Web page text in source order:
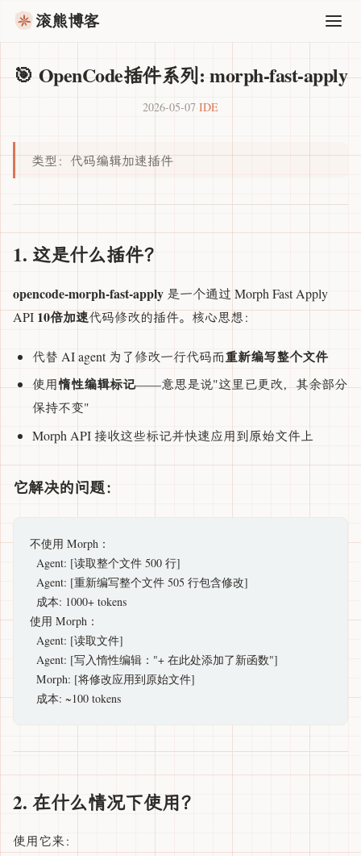
滚熊博客
🎯 OpenCode插件系列: morph-fast-apply
2026-05-07·IDE
类型：代码编辑加速插件
1. 这是什么插件？
opencode-morph-fast-apply 是一个通过 Morph Fast Apply
API10倍加速代码修改的插件。核心思想：
代替 AI agent 为了修改一行代码而重新编写整个文件
使用惰性编辑标记——意思是说"这里已更改，其余部分
保持不变"
Morph API 接收这些标记并快速应用到原始文件上
它解决的问题：
不使用 Morph：
  Agent: [读取整个文件 500 行]
  Agent: [重新编写整个文件 505 行包含修改]
  成本: 1000+ tokens
使用 Morph：
  Agent: [读取文件]
  Agent: [写入惰性编辑："+ 在此处添加了新函数"]
  Morph: [将修改应用到原始文件]
2. 在什么情况下使用？
使用它来：